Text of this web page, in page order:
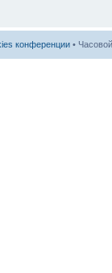
конференции •